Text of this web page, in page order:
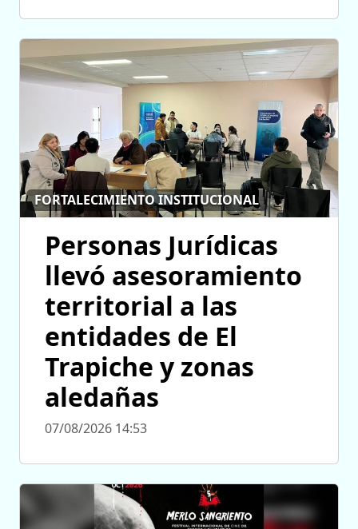
FORTALECIMIENTO INSTITUCIONAL
Personas Jurídicas
llevó asesoramiento
territorial a las
entidades de El
Trapiche y zonas
aledañas
07/08/2026 14:53